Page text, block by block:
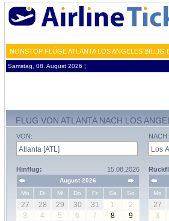
NONSTOP FLÜGE ATLANTA LOS ANGELES
Samstag, 08. August 2026 ¦
FLUG VON ATLANTA NACH LOS
VON:
Hinflug: 15.08.2026
August 2026
Mo
Di Mi Do Fr Sa So
27 28 29 30 31 1
2
3
4 5 6 7 8
9
NACH:
Mo
27
3